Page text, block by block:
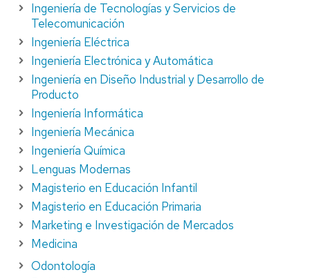
Ingeniería de Tecnologías y Servicios de
Telecomunicación
Ingeniería Eléctrica
Ingeniería Electrónica y Automática
Ingeniería en Diseño Industrial y Desarrollo de
Producto
Ingeniería Informática
Ingeniería Mecánica
Ingeniería Química
Lenguas Modernas
Magisterio en Educación Infantil
Magisterio en Educación Primaria
Marketing e Investigación de Mercados
Medicina
Odontología